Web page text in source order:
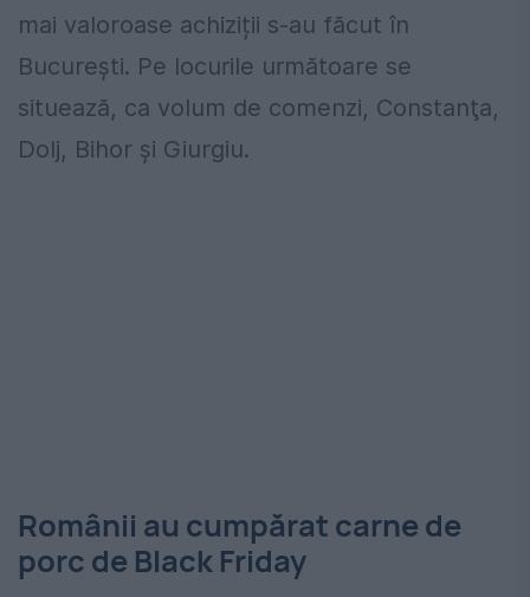
mai valoroase achiziții s-au făcut în
București. Pe locurile următoare se
situează, ca volum de comenzi, Constanţa,
Dolj, Bihor şi Giurgiu.
Românii au cumpărat carne de
porc de Black Friday